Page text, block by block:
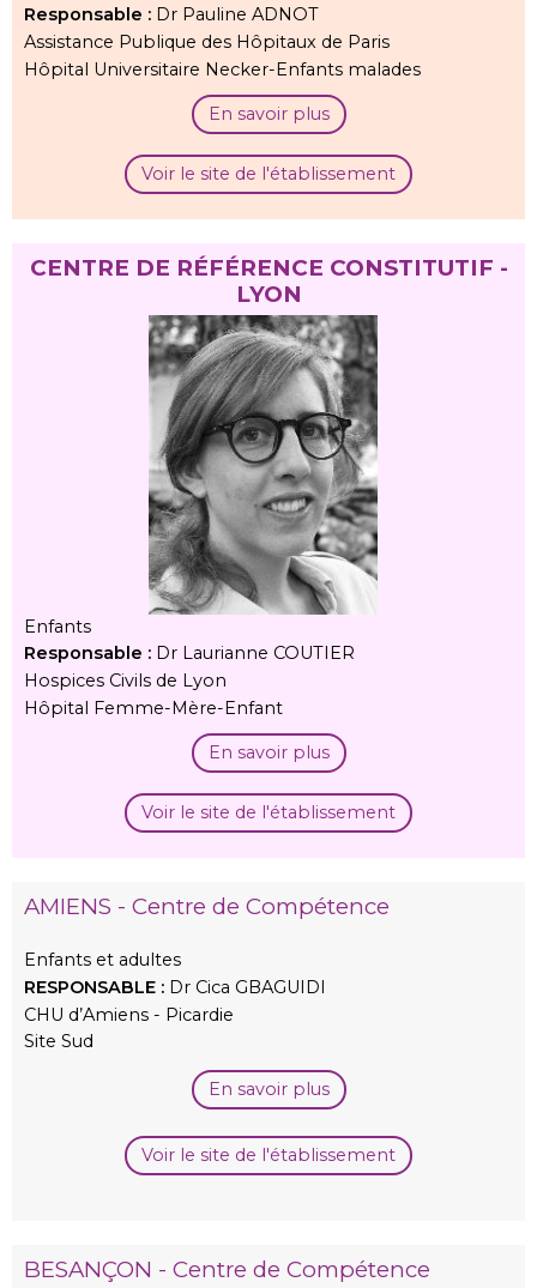
Responsable : Dr Pauline ADNOT
Assistance Publique des Hôpitaux de Paris
Hôpital Universitaire Necker-Enfants malades
En savoir plus
Voir le site de l'établissement
CENTRE DE RÉFÉRENCE CONSTITUTIF -
LYON
Enfants
Responsable : Dr Laurianne COUTIER
Hospices Civils de Lyon
Hôpital Femme-Mère-Enfant
En savoir plus
Voir le site de l'établissement
AMIENS - Centre de Compétence
Enfants et adultes
RESPONSABLE : Dr Cica GBAGUIDI
CHU d’Amiens - Picardie
Site Sud
En savoir plus
Voir le site de l'établissement
BESANÇON - Centre de Compétence